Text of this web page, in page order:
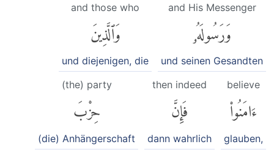
and His Messenger
وَرَسُولَهُۥ
und seinen Gesandten
and those who
وَٱلَّذِينَ
und diejenigen, die
believe
ءَامَنُوا۟
glauben,
then indeed
فَإِنَّ
dann wahrlich
(the) party
حِزْبَ
(die) Anhängerschaft